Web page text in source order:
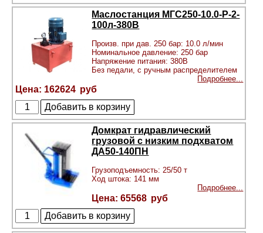
Маслостанция МГС250-10.0-Р-2-
100л-380В
Произв. при дав. 250 бар: 10.0 л/мин
Номинальное давление: 250 бар
Напряжение питания: 380В
Без педали, с ручным распределителем
Подробнее...
162624
Домкрат гидравлический
грузовой с низким подхватом
ДА50-140ПН
Грузоподъемность: 25/50 т
Ход штока: 141 мм
Подробнее...
65568